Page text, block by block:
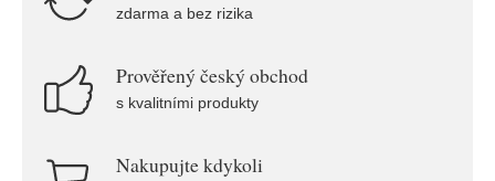
zdarma a bez rizika
Prověřený český obchod
s kvalitními produkty
Nakupujte kdykoli